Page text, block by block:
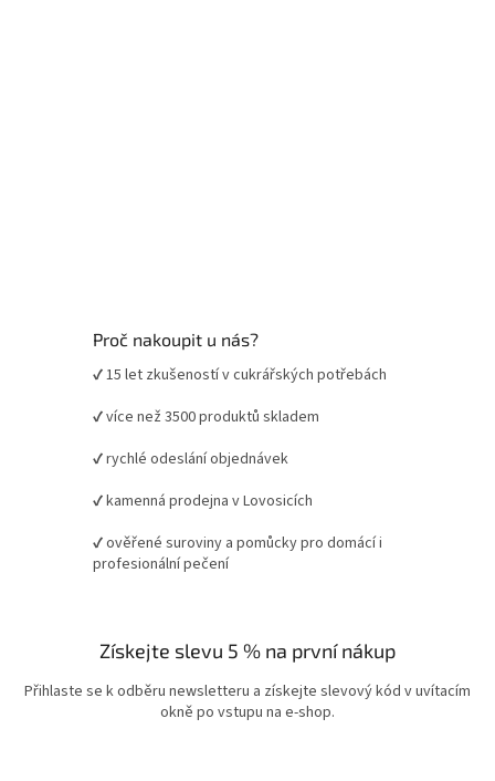
Proč nakoupit u nás?
✔ 15 let zkušeností v cukrářských potřebách
✔ více než 3500 produktů skladem
✔ rychlé odeslání objednávek
✔ kamenná prodejna v Lovosicích
✔ ověřené suroviny a pomůcky pro domácí i
profesionální pečení
Získejte slevu 5 % na první nákup
Přihlaste se k odběru newsletteru a získejte slevový kód v uvítacím
okně po vstupu na e-shop.